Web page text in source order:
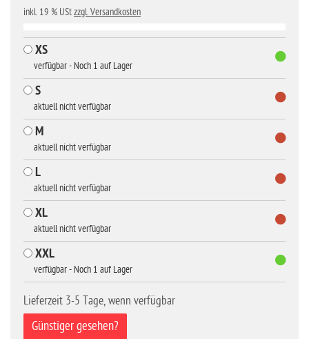
inkl. 19 % UStzzgl. Versandkosten
XS
verfügbar - Noch 1 auf Lager
S
aktuell nicht verfügbar
M
aktuell nicht verfügbar
L
aktuell nicht verfügbar
XL
aktuell nicht verfügbar
XXL
verfügbar - Noch 1 auf Lager
Lieferzeit 3-5 Tage, wenn verfügbar
Günstiger gesehen?